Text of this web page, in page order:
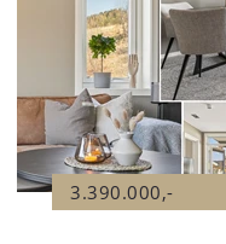
3.390.000,-